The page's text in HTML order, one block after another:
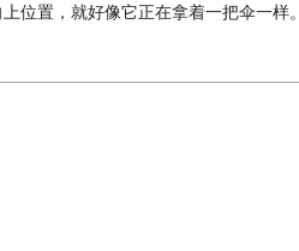
位置，就好像它正在拿着一把伞一样。